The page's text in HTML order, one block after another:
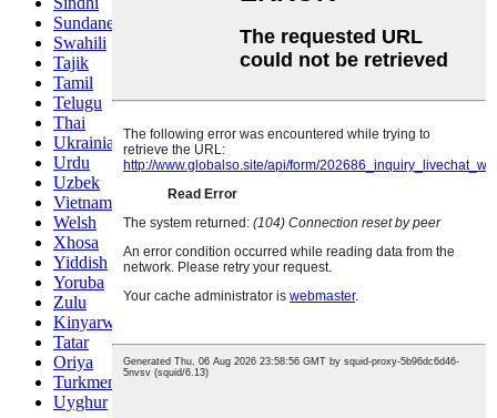
Sundanese
Swahili
Tajik
Tamil
Telugu
Thai
Ukrainian
Urdu
Uzbek
Vietnamese
Welsh
Xhosa
Yiddish
Yoruba
Zulu
Kinyarwanda
Tatar
Oriya
Turkmen
Uyghur